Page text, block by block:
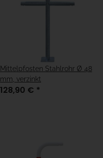
Mittelpfosten Stahlrohr Ø 48
mm, verzinkt
128,90 € *